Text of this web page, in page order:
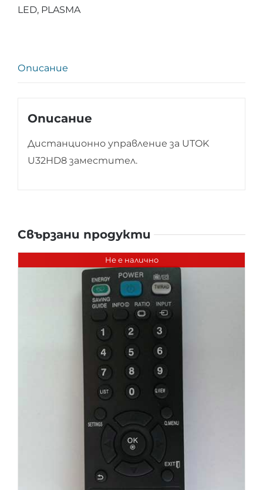
U32HD8
LED, PLASMA
Описание
Описание
Дистанционно управление за UTOK
U32HD8 заместител.
Свързани продукти
Не е налично